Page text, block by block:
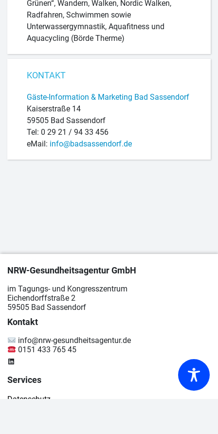
Grünen“, Wandern, Walken, Nordic Walken,
Radfahren, Schwimmen sowie
Unterwassergymnastik, Aquafitness und
Aquacycling (Börde Therme)
KONTAKT
Gäste-Information & Marketing Bad Sassendorf
Kaiserstraße 14
59505 Bad Sassendorf
Tel: 0 29 21 / 94 33 456
eMail: info@badsassendorf.de
NRW-Gesundheitsagentur GmbH
im Tagungs- und Kongresszentrum
Eichendorffstraße 2
59505 Bad Sassendorf
Kontakt
info@nrw-gesundheitsagentur.de
0151 433 765 45
LinkedIn
Services
Da­ten­schutz